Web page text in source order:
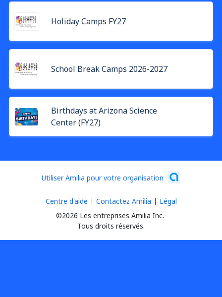
Holiday Camps FY27
School Break Camps 2026-2027
Birthdays at Arizona Science
Center (FY27)
Utiliser Amilia pour votre organisation
©2026 Les entreprises Amilia Inc.
Tous droits réservés.
Centre d'aide Contactez Amilia Légal